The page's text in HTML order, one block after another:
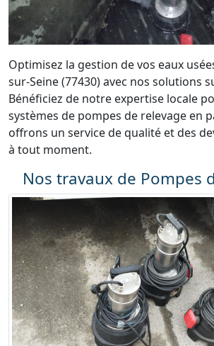
Optimisez la gestion de vos eaux
sur-Seine (77430) avec nos solutions
Bénéficiez de notre expertise locale
systèmes de pompes de relevage en
offrons un service de qualité et des
à tout moment.
Nos travaux de Pompes